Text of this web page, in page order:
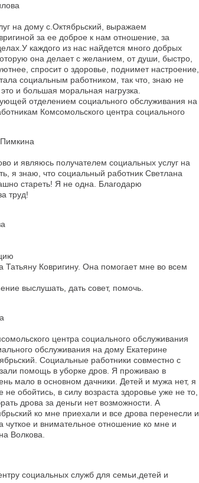
на дому с.Октябрьский, выражаем
за ее доброе к нам отношение, за
каждого из нас найдется много добрых
она делает с желанием, от души, быстро,
спросит о здоровье, поднимет настроение,
социальным работником, так что, знаю не
и большая моральная нагрузка.
отделением социального обслуживания на
Комсомольского центра социального
и являюсь получателем социальных услуг на
я знаю, что социальный работник Светлана
стареть! Я не одна. Благодарю
труд!
Татьяну Ковригину. Она помогает мне во всем
выслушать, дать совет, помочь.
центра социального обслуживания
обслуживания на дому Екатерине
Социальные работники совместно с
помощь в уборке дров. Я проживаю в
мало в основном дачники. Детей и мужа нет, я
обойтись, в силу возраста здоровье уже не то,
дрова за деньги нет возможности. А
ко мне приехали и все дрова перенесли и
чуткое и внимательное отношение ко мне и
Волкова.
социальных служб для семьи,детей и